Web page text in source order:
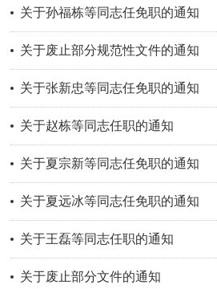
关于孙福栋等同志任免职的通知
关于废止部分规范性文件的通知
关于张新忠等同志任免职的通知
关于赵栋等同志任职的通知
关于夏宗新等同志任免职的通知
关于夏远冰等同志任免职的通知
关于王磊等同志任职的通知
关于废止部分文件的通知